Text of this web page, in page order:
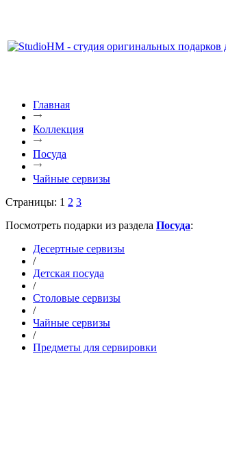
Главная
Коллекция
Посуда
Чайные сервизы
Страницы: 1 2 3
Посмотреть подарки из раздела Посуда:
Десертные сервизы
/
Детская посуда
/
Столовые сервизы
/
Чайные сервизы
/
Предметы для сервировки